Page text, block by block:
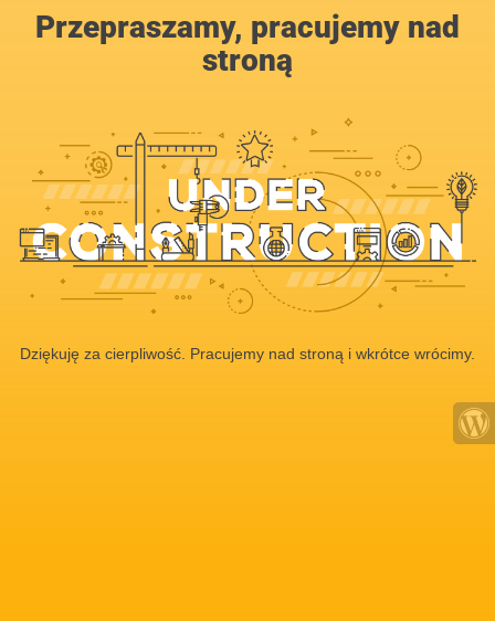
Przepraszamy, pracujemy nad
stroną
Dziękuję za cierpliwość. Pracujemy nad stroną i wkrótce wrócimy.